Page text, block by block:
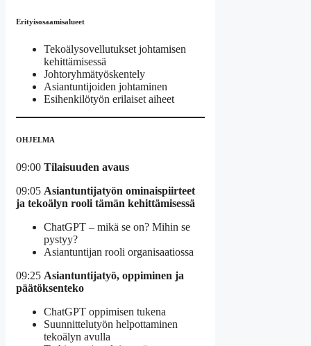
Erityisosaamisalueet
Tekoälysovellutukset johtamisen
kehittämisessä
Johto­ryh­mä­työs­kentely
Asian­tun­ti­joiden johta­minen
Esihenkilötyön erilaiset aiheet
OHJELMA
09:00 Tilaisuuden avaus
09:05 Asiantuntijatyön ominaispiirteet
ja tekoälyn rooli tämän kehittämisessä
ChatGPT – mikä se on? Mihin se
pystyy?
Asiantuntijan rooli organisaatiossa
09:25 Asiantuntijatyö, oppiminen ja
päätöksenteko
ChatGPT oppimisen tukena
Suunnittelutyön helpottaminen
tekoälyn avulla